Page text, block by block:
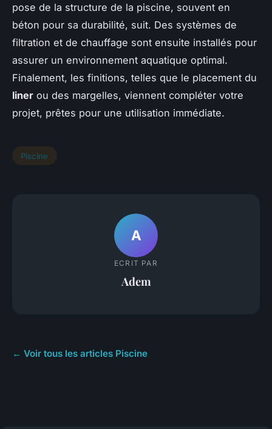
pose de la structure de la piscine, souvent en
béton pour sa durabilité, suit. Des systèmes de
filtration et de chauffage sont ensuite installés pour
assurer un environnement aquatique optimal.
Finalement, les finitions, telles que le placement du
liner ou des margelles, viennent compléter votre
projet, prêtes pour une utilisation immédiate.
Piscine
A
ECRIT PAR
Adem
← Voir tous les articles Piscine